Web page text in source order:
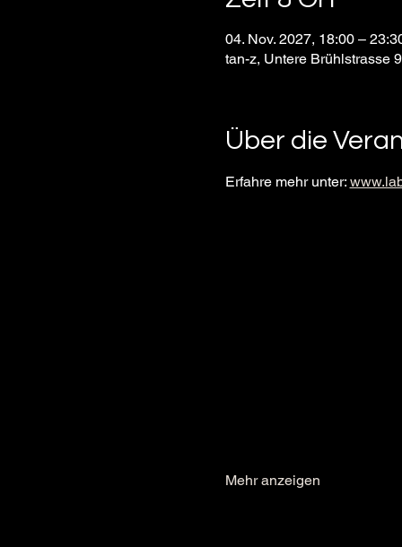
04. Nov. 2027, 18:00 –
tan-z, Untere Brühlstrasse
Über die
Erfahre mehr unter:
Mehr anzeigen